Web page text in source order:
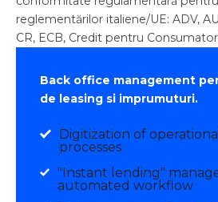
reglementărilor italiene/UE: ADV,
CR, ECB, Credit pentru
Back office management
de leasing si imprumuturi.
Digitization of
processes
"Instant lending"
automated workflow